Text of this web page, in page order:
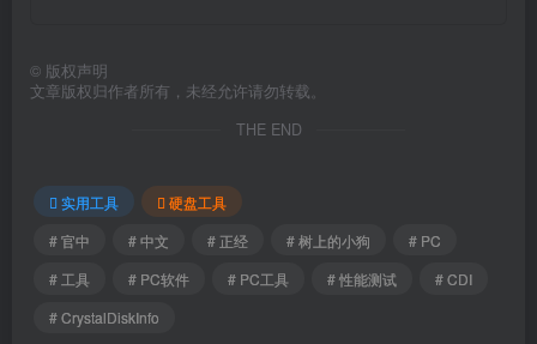
© 版权声明
文章版权归作者所有，未经允许请勿转载。
THE END
实用工具
硬盘工具
# 官中
# 中文 # 正经 # 树上的小狗
# PC
# 工具
# PC软件 # PC工具 # 性能测试
# CDI
# CrystalDiskInfo